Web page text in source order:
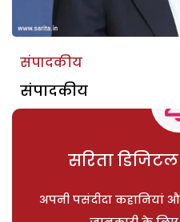
संपादकीय
संपादकीय
सरिता
अपनी पसंदीदा कहानियां